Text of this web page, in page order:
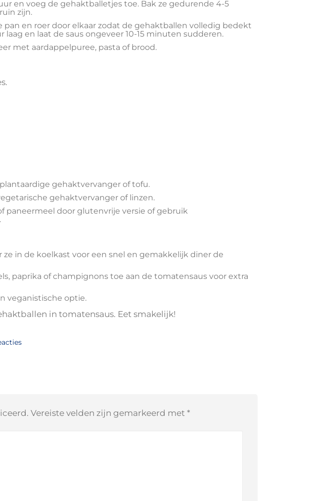
en voeg de gehaktballetjes toe. Bak ze gedurende 4-5
zijn.
en roer door elkaar zodat de gehaktballen volledig bedekt
laag en laat de saus ongeveer 10-15 minuten sudderen.
met aardappelpuree, pasta of brood.
gehaktvervanger of tofu.
gehaktvervanger of linzen.
paneermeel door glutenvrije versie of gebruik
in de koelkast voor een snel en gemakkelijk diner de
paprika of champignons toe aan de tomatensaus voor extra
veganistische optie.
in tomatensaus. Eet smakelijk!
Vereiste velden zijn gemarkeerd met *